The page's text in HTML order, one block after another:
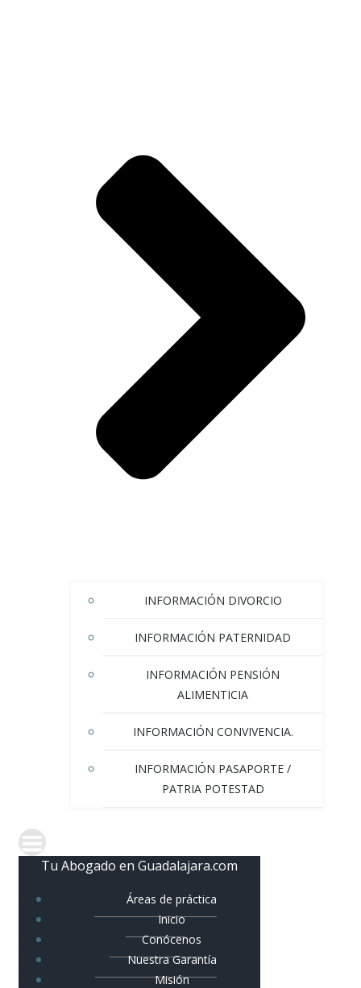
INFORMACIÓN DIVORCIO
INFORMACIÓN PATERNIDAD
INFORMACIÓN PENSIÓN
ALIMENTICIA
INFORMACIÓN CONVIVENCIA.
INFORMACIÓN PASAPORTE /
PATRIA POTESTAD
Tu Abogado en Guadalajara.com
Áreas de práctica
Inicio
Conócenos
Nuestra Garantía
Misión